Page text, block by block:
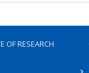
OF RESEARCH